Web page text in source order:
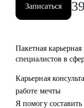
Записаться
Пакетная
специалистов в
Карьерная
работе мечты
Я помогу